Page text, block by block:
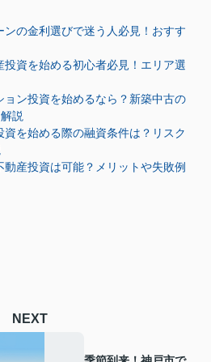
ンの金利選びで迷う人必見！おすす
投資を始める初心者必見！エリア選
ョン投資を始めるなら？新築中古の
説
資を始める際の融資条件は？リスク
動産投資は可能？メリットや失敗例
NEXT